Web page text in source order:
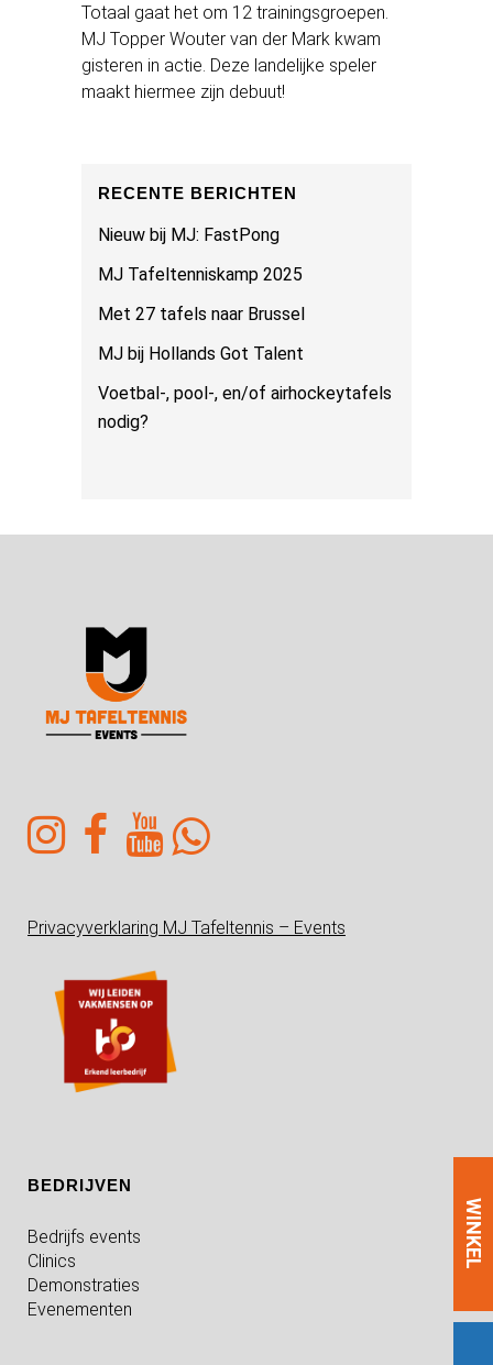
WINKEL
Totaal gaat het om 12 trainingsgroepen.
MJ Topper Wouter van der Mark kwam
gisteren in actie. Deze landelijke speler
maakt hiermee zijn debuut!
RECENTE BERICHTEN
Nieuw bij MJ: FastPong
MJ Tafeltenniskamp 2025
Met 27 tafels naar Brussel
MJ bij Hollands Got Talent
Voetbal-, pool-, en/of airhockeytafels
nodig?
Privacyverklaring MJ Tafeltennis – Events
BEDRIJVEN
Bedrijfs events
Clinics
Demonstraties
Evenementen